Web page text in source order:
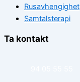
Rusavhengighet
Samtalsterapi
Ta kontakt